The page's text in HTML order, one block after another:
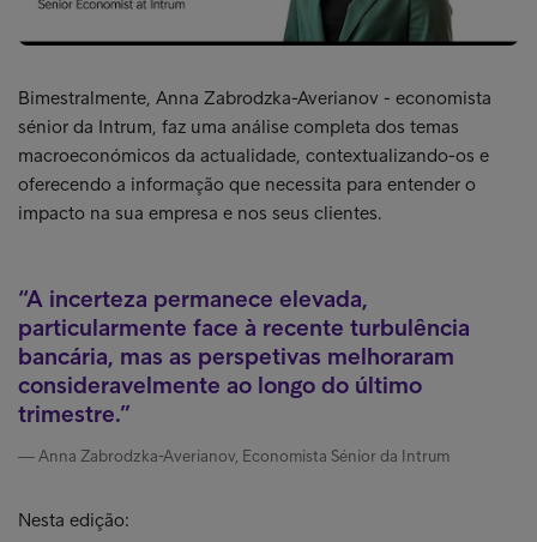
Bimestralmente, Anna Zabrodzka-Averianov - economista
sénior da Intrum, faz uma análise completa dos temas
macroeconómicos da actualidade, contextualizando-os e
oferecendo a informação que necessita para entender o
impacto na sua empresa e nos seus clientes.
A incerteza permanece elevada,
particularmente face à recente turbulência
bancária, mas as perspetivas melhoraram
consideravelmente ao longo do último
trimestre.
Anna Zabrodzka-Averianov, Economista Sénior da Intrum
Nesta edição: